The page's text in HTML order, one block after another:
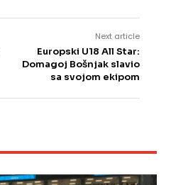
Next article
Europski U18 All Star:
Domagoj Bošnjak slavio
sa svojom ekipom